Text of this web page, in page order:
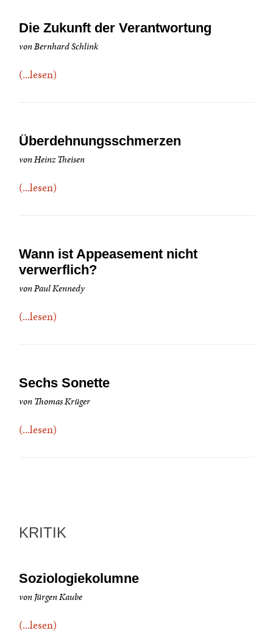
Die Zukunft der Verantwortung
von Bernhard Schlink
(...lesen)
Überdehnungsschmerzen
von Heinz Theisen
(...lesen)
Wann ist Appeasement nicht
verwerflich?
von Paul Kennedy
(...lesen)
Sechs Sonette
von Thomas Krüger
(...lesen)
KRITIK
Soziologiekolumne
von Jürgen Kaube
(...lesen)